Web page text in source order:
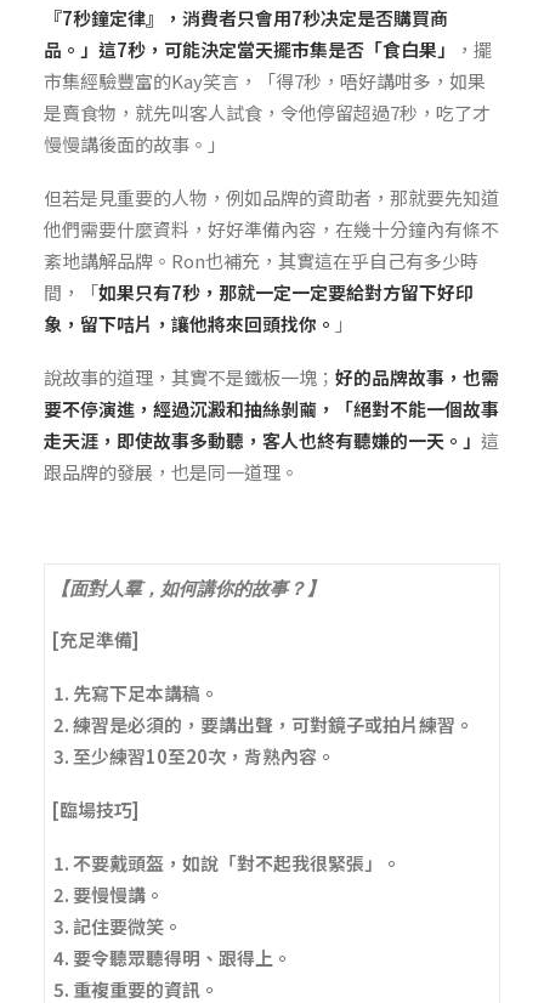
『7秒鐘定律』，消費者只會用7秒决定是否購買商
品。」這7秒，可能決定當天擺市集是否「食白果」
，擺
市集經驗豐富的Kay笑言，「得7秒，唔好講咁多，如果
是賣食物，就先叫客人試食，令他停留超過7秒，吃了才
慢慢講後面的故事。」
但若是見重要的人物，例如品牌的資助者，那就要先知道
他們需要什麼資料，好好準備內容，在幾十分鐘內有條不
紊地講解品牌。Ron也補充，其實這在乎自己有多少時
間，「如果只有7秒，那就一定一定要給對方留下好印
象，留下咭片，讓他將來回頭找你。 」
說故事的道理，其實不是鐵板一塊； 好的品牌故事，也需
要不停演進，經過沉澱和抽絲剝繭，「絕對不能一個故事
走天涯，即使故事多動聽，客人也終有聽嫌的一天。」 這
跟品牌的發展，也是同一道理。
【面對人羣，如何講你的故事？】
[充足準備]
先寫下足本講稿。
練習是必須的，要講出聲，可對鏡子或拍片練習。
至少練習10至20次，背熟內容。
[臨場技巧]
不要戴頭盔，如說「對不起我很緊張」。
要慢慢講。
記住要微笑。
要令聽眾聽得明、跟得上。
重複重要的資訊。